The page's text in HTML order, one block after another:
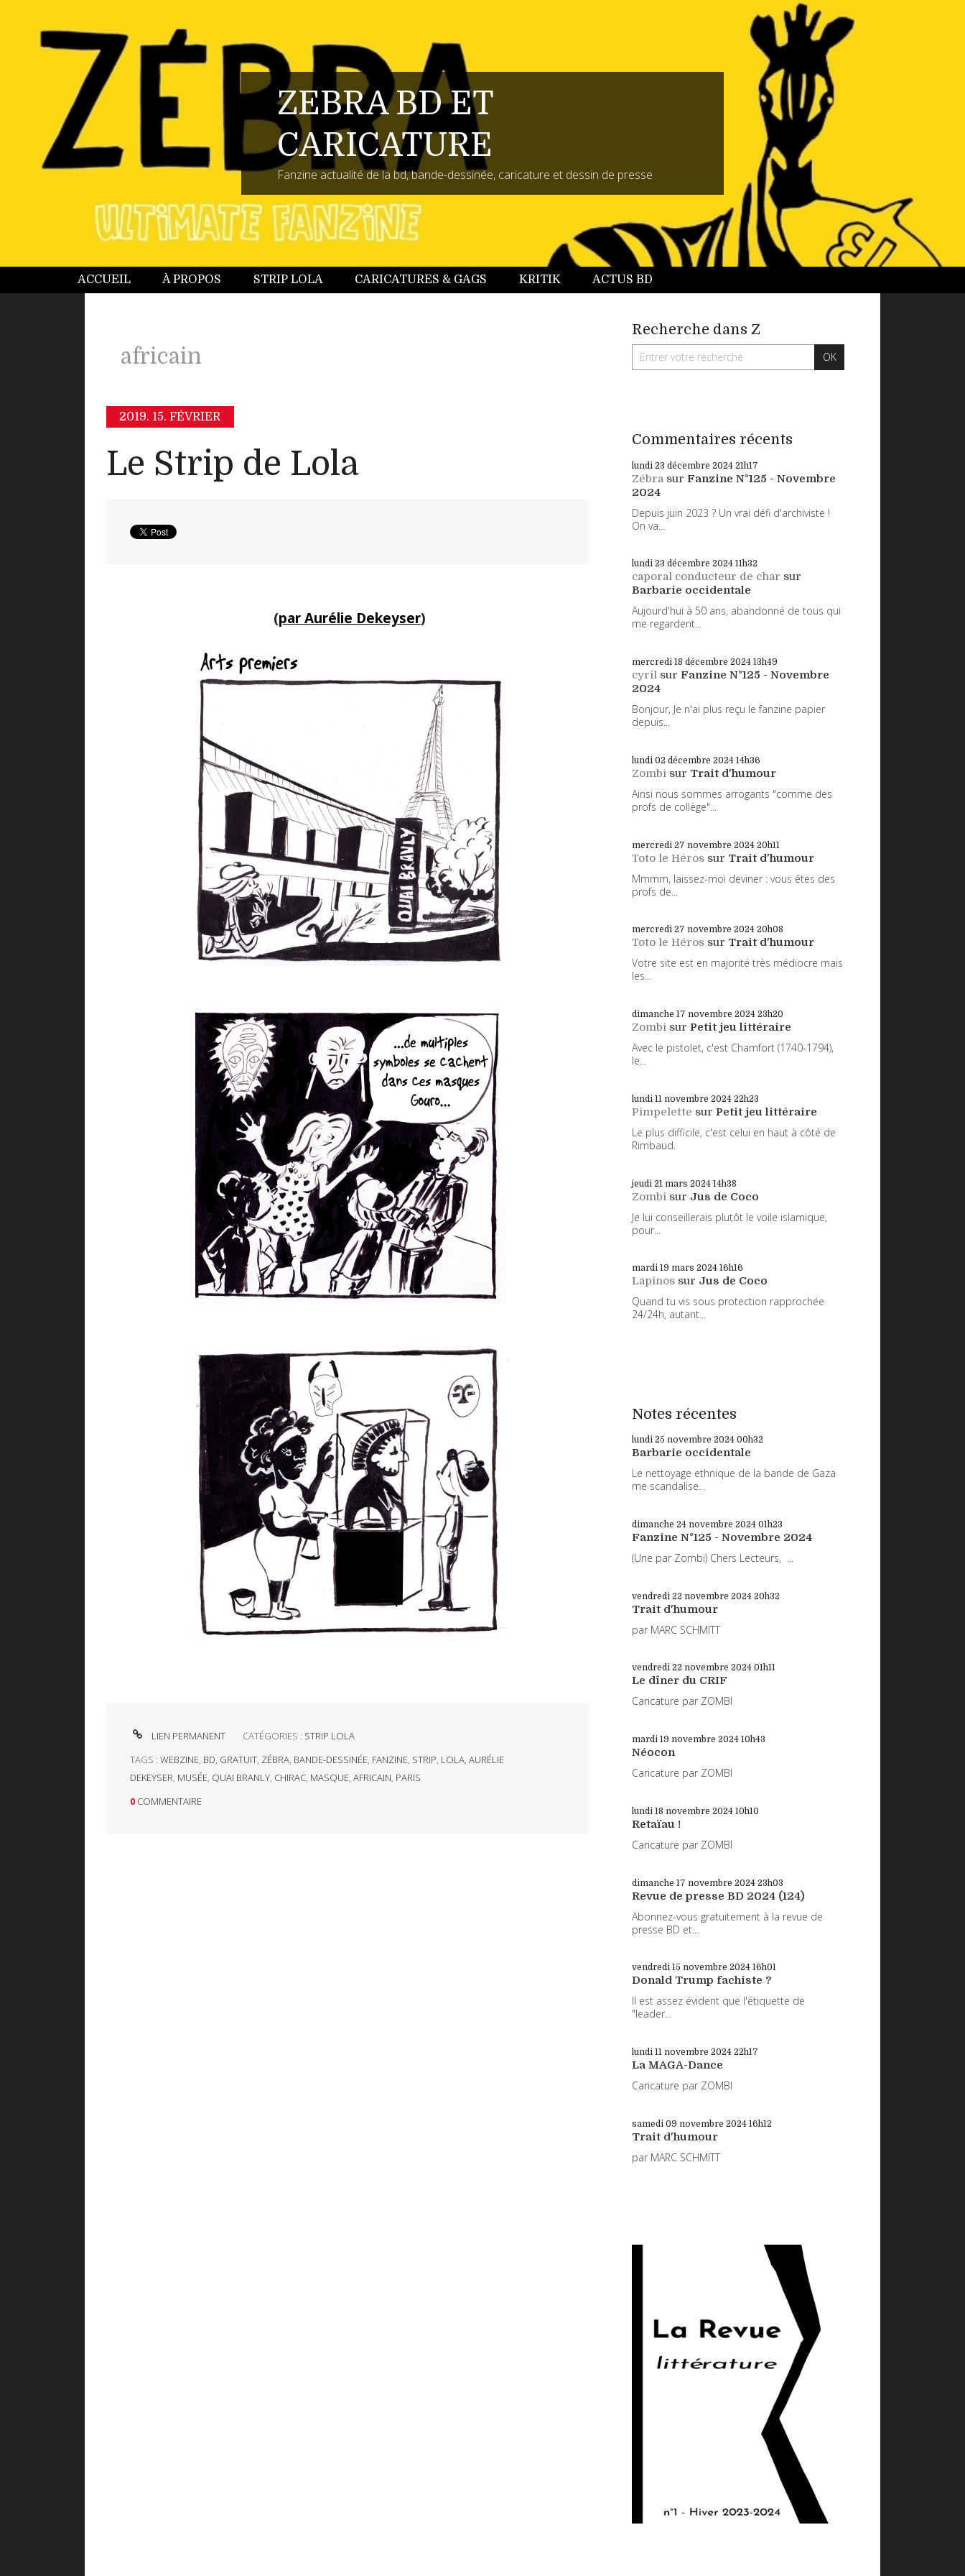
ZEBRA BD ET
CARICATURE
Fanzine actualité de la bd, bande-dessinée, caricature et dessin de presse
ACCUEIL À PROPOS STRIP LOLA CARICATURES & GAGS KRITIK ACTUS BD
africain
2019. 15. FÉVRIER
Le Strip de Lola
(par Aurélie Dekeyser)
LIEN PERMANENT CATÉGORIES : STRIP LOLA
TAGS : WEBZINE, BD, GRATUIT, ZÉBRA, BANDE-DESSINÉE, FANZINE, STRIP, LOLA, AURÉLIE
DEKEYSER, MUSÉE, QUAI BRANLY, CHIRAC, MASQUE, AFRICAIN, PARIS
0 COMMENTAIRE
Recherche dans Z
Commentaires récents
lundi 23 décembre 2024 21h17
Zébra sur Fanzine N°125 - Novembre
2024
Depuis juin 2023 ? Un vrai défi d'archiviste !
On va...
lundi 23 décembre 2024 11h32
caporal conducteur de char sur
Barbarie occidentale
Aujourd'hui à 50 ans, abandonné de tous qui
me regardent...
mercredi 18 décembre 2024 13h49
cyril sur Fanzine N°125 - Novembre
2024
Bonjour, Je n'ai plus reçu le fanzine papier
depuis...
lundi 02 décembre 2024 14h36
Zombi sur Trait d'humour
Ainsi nous sommes arrogants "comme des
profs de collège"...
mercredi 27 novembre 2024 20h11
Toto le Héros sur Trait d'humour
Mmmm, laissez-moi deviner : vous êtes des
profs de...
mercredi 27 novembre 2024 20h08
Toto le Héros sur Trait d'humour
Votre site est en majorité très médiocre mais
les...
dimanche 17 novembre 2024 23h20
Zombi sur Petit jeu littéraire
Avec le pistolet, c'est Chamfort (1740-1794),
le...
lundi 11 novembre 2024 22h23
Pimpelette sur Petit jeu littéraire
Le plus difficile, c'est celui en haut à côté de
Rimbaud.
jeudi 21 mars 2024 14h38
Zombi sur Jus de Coco
Je lui conseillerais plutôt le voile islamique,
pour...
mardi 19 mars 2024 16h16
Lapinos sur Jus de Coco
Quand tu vis sous protection rapprochée
24/24h, autant...
Notes récentes
lundi 25 novembre 2024 00h32
Barbarie occidentale
Le nettoyage ethnique de la bande de Gaza
me scandalise...
dimanche 24 novembre 2024 01h23
Fanzine N°125 - Novembre 2024
(Une par Zombi) Chers Lecteurs, ...
vendredi 22 novembre 2024 20h32
Trait d'humour
par MARC SCHMITT
vendredi 22 novembre 2024 01h11
Le dîner du CRIF
Caricature par ZOMBI
mardi 19 novembre 2024 10h43
Néocon
Caricature par ZOMBI
lundi 18 novembre 2024 10h10
Retaïau !
Caricature par ZOMBI
dimanche 17 novembre 2024 23h03
Revue de presse BD 2024 (124)
Abonnez-vous gratuitement à la revue de
presse BD et...
vendredi 15 novembre 2024 16h01
Donald Trump fachiste ?
Il est assez évident que l'étiquette de
"leader...
lundi 11 novembre 2024 22h17
La MAGA-Dance
Caricature par ZOMBI
samedi 09 novembre 2024 16h12
Trait d'humour
par MARC SCHMITT